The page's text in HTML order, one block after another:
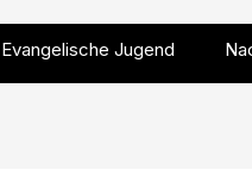
Evangelische Jugend